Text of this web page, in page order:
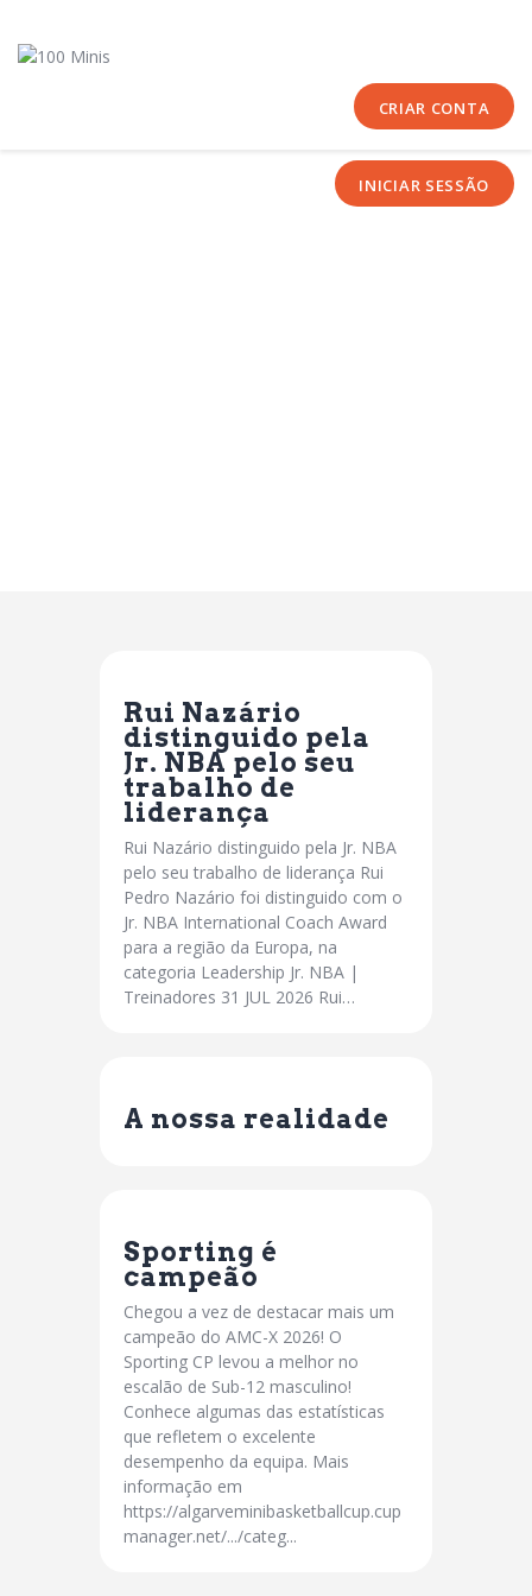
CRIAR CONTA
INICIAR SESSÃO
Sobre Nós
Rui Nazário
distinguido pela
Jr. NBA pelo seu
trabalho de
liderança
Rui Nazário distinguido pela Jr. NBA
pelo seu trabalho de liderança Rui
Pedro Nazário foi distinguido com o
Jr. NBA International Coach Award
para a região da Europa, na
categoria Leadership Jr. NBA |
Treinadores 31 JUL 2026 Rui…
A nossa realidade
Sporting é
campeão
Chegou a vez de destacar mais um
campeão do AMC-X 2026! O
Sporting CP levou a melhor no
escalão de Sub-12 masculino!
Conhece algumas das estatísticas
que refletem o excelente
desempenho da equipa. Mais
informação em
https://algarveminibasketballcup.cup
manager.net/.../categ...